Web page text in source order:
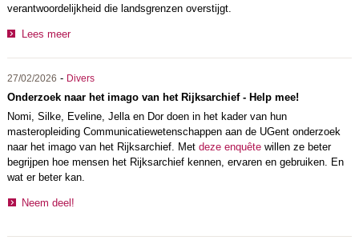
verantwoordelijkheid die landsgrenzen overstijgt.
Lees meer
27/02/2026 - Divers
Onderzoek naar het imago van het Rijksarchief - Help mee!
Nomi, Silke, Eveline, Jella en Dor doen in het kader van hun
masteropleiding Communicatiewetenschappen aan de UGent onderzoek
naar het imago van het Rijksarchief. Met deze enquêtewillen ze beter
begrijpen hoe mensen het Rijksarchief kennen, ervaren en gebruiken. En
wat er beter kan.
Neem deel!